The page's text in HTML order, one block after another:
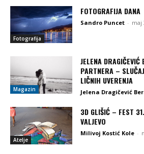
Fotografija
FOTOGRAFIJA DANA
Sandro Puncet - maj
Magazin
JELENA
PARTNERA –
LIČNIH UVERENJA
Jelena Dragičević
Atelje
3D GLIŠIĆ – FEST
VALJEVO
Milivoj Kostić Kole -